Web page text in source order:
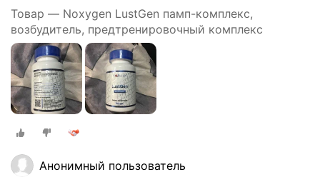
Товар — Noxygen LustGen памп-комплекс,
возбудитель, предтренировочный комплекс
Анонимный пользователь